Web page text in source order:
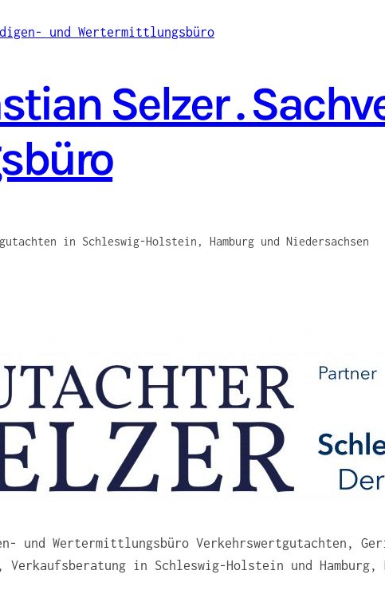
Selzer .
in Schleswig-Holstein, Hamburg und Niedersachsen